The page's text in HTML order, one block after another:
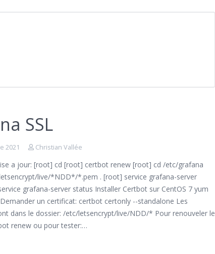
SSL
2021 Christian Vallée
a jour: [root] cd [root] certbot renew [root] cd /etc/grafana
live/*NDD*/*.pem . [root] service grafana-server
grafana-server status Installer Certbot sur CentOS 7 yum
un certificat: certbot certonly --standalone Les
dans le dossier: /etc/letsencrypt/live/NDD/* Pour renouveler le
renew ou pour tester:…